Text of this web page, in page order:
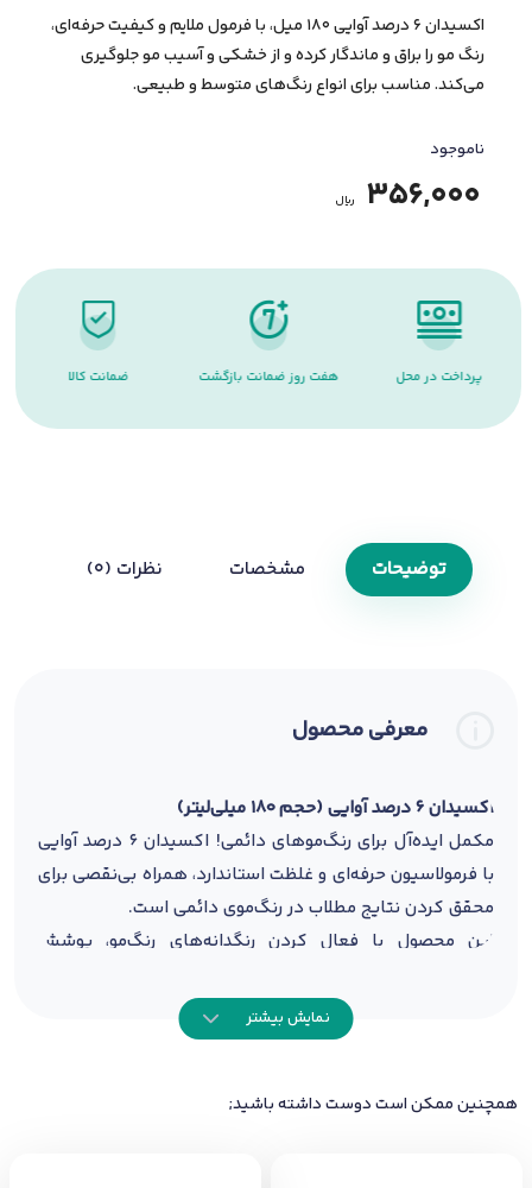
اکسیدان 6 درصد آوایی 180 میل، با فرمول ملایم و کیفیت حرفه‌ای،
رنگ مو را براق و ماندگار کرده و از خشکی و آسیب مو جلوگیری
می‌کند. مناسب برای انواع رنگ‌های متوسط و طبیعی.
ناموجود
356,000 ﷼
هفت روز ضمانت بازگشت ضمانت کالا پشتیبانی آنلاین
توضیحات مشخصات نظرات (0)
معرفی محصول
اکسیدان ۶ درصد آوایی (حجم ۱۸۰ میلی‌لیتر)
مکمل ایده‌آل برای رنگ‌موهای دائمی! اکسیدان ۶ درصد آوایی
با فرمولاسیون حرفه‌ای و غلظت استاندارد، همراه بی‌نقصی برای
محقق کردن نتایج مطلاب در رنگ‌موی دائمی است.
این محصول با فعال کردن رنگدانه‌های رنگ‌مو، پوشش
به ساختار مو، نتایج درخشان و ماندگاری را به ارمغان می‌آورد.
فرمول سبک و بدون ایجاد حساسیت، برای انواع موها قابل
نحوه مصرف:
نمایش بیشتر
همچنین ممکن است دوست داشته باشید;